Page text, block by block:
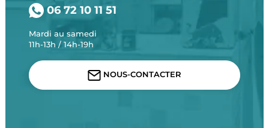
06 72 10 11 51
Mardi au samedi
11h-13h / 14h-19h
NOUS-CONTACTER